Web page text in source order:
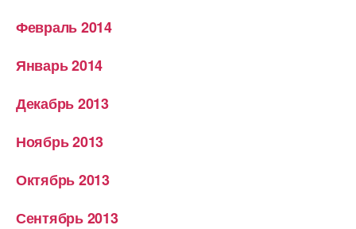
Февраль 2014
Январь 2014
Декабрь 2013
Ноябрь 2013
Октябрь 2013
Сентябрь 2013